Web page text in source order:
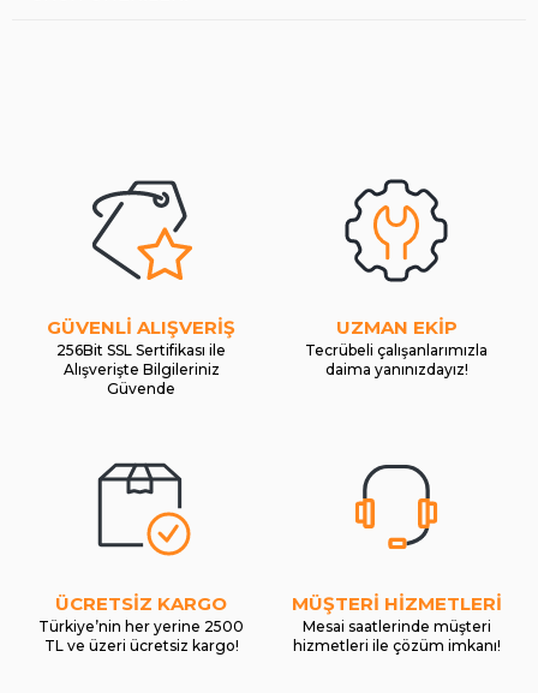
GÜVENLİ ALIŞVERİŞ
256Bit SSL Sertifikası ile
Alışverişte Bilgileriniz
Güvende
UZMAN EKİP
Tecrübeli çalışanlarımızla
daima yanınızdayız!
ÜCRETSİZ KARGO
Türkiye’nin her yerine 2500
TL ve üzeri ücretsiz kargo!
MÜŞTERİ HİZMETLERİ
Mesai saatlerinde müşteri
hizmetleri ile çözüm imkanı!